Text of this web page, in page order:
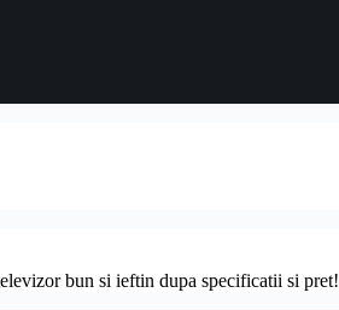
bun si ieftin dupa specificatii si pret!